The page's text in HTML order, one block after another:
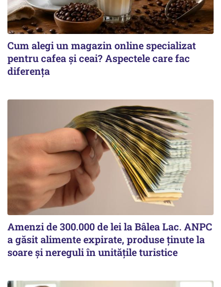
Cum alegi un magazin online specializat
pentru cafea și ceai? Aspectele care fac
diferența
Amenzi de 300.000 de lei la Bâlea Lac. ANPC
a găsit alimente expirate, produse ținute la
soare și nereguli în unitățile turistice